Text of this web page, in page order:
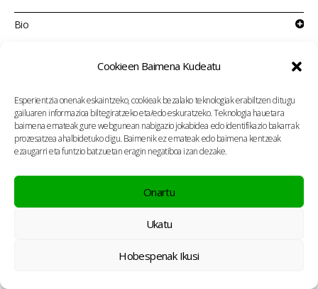
Cookieen Baimena Kudeatu
Esperientzia onenak eskaintzeko, cookieak bezalako teknologiak erabiltzen ditugu
gailuaren informazioa biltegiratzeko eta/edo eskuratzeko. Teknologia hauetara
baimena emateak gure webgunean nabigazio jokabidea edo identifikazio bakarrak
prozesatzea ahalbidetuko digu. Baimenik ez emateak edo baimena kentzeak
ezaugarri eta funtzio batzuetan eragin negatiboa izan dezake.
Onartu
Ukatu
Hobespenak Ikusi
Bio